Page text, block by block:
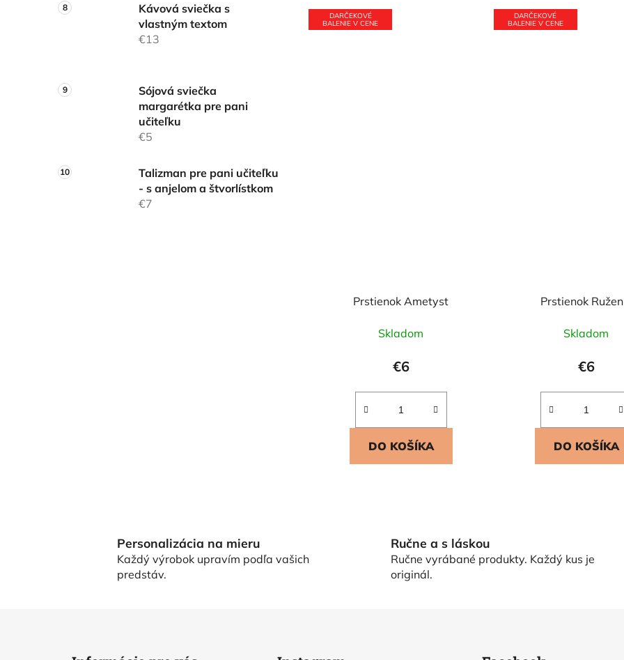
Kávová sviečka s
vlastným textom
€13
Sójová sviečka
margarétka pre pani
učiteľku
€5
Talizman pre pani učiteľku
- s anjelom a štvorlístkom
€7
DARČEKOVÉ
BALENIE V CENE
Prstienok Ametyst
Skladom
€6
DO KOŠÍKA
DARČEKOVÉ
BALENIE V CENE
Prstienok
Skladom
€6
DO KOŠÍKA
d
Personalizácia na mieru
Každý výrobok upravím podľa vašich
predstáv.
Ručne a s láskou
Ručne vyrábané produkty. Každý kus je
originál.